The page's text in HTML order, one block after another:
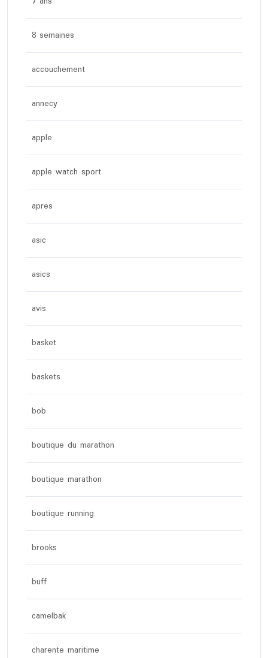
8 semaines
accouchement
annecy
apple
apple watch sport
apres
asic
asics
avis
basket
baskets
bob
boutique du marathon
boutique marathon
boutique running
brooks
buff
camelbak
charente maritime